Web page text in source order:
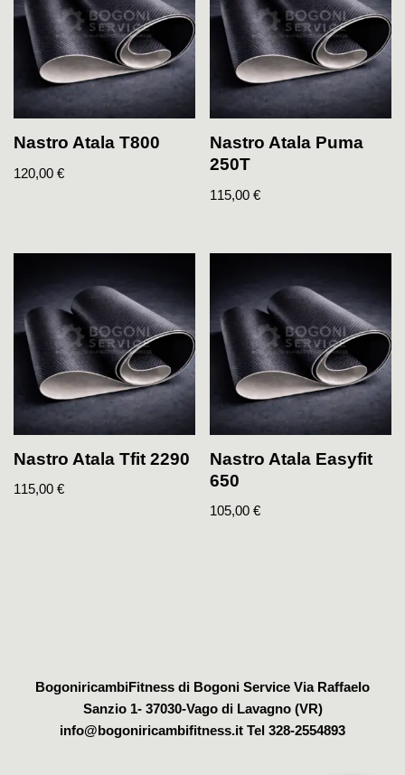
Nastro Atala T800
120,00 €
Nastro Atala Puma
250T
115,00€
Nastro Atala Tfit 2290
115,00 €
Nastro Atala Easyfit
650
105,00€
BogoniricambiFitness di Bogoni Service Via Raffaelo
Sanzio 1- 37030-Vago di Lavagno (VR)
info@bogoniricambifitness.it Tel 328-2554893